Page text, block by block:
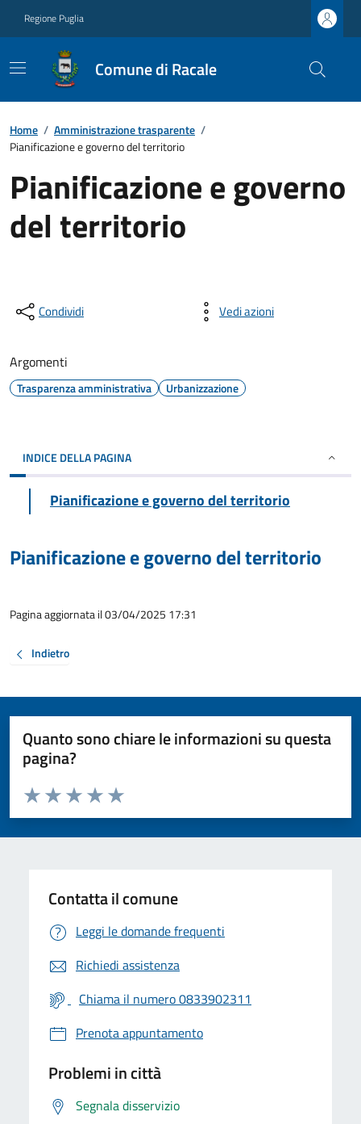
Regione Puglia
Comune di Racale
Home / Amministrazione trasparente /
Pianificazione e governo del territorio
Pianificazione e governo
del territorio
Condividi Vedi azioni
Argomenti
Trasparenza amministrativa Urbanizzazione
INDICE DELLA PAGINA
Pianificazione e governo del territorio
Pianificazione e governo del territorio
Pagina aggiornata il 03/04/2025 17:31
Indietro
Quanto sono chiare le informazioni su questa
pagina?
Valuta da 1 a 5 stelle la pagina
Valuta 5 stelle su 5
Valuta 4 stelle su 5
Valuta 3 stelle su 5
Valuta 2 stelle su 5
Valuta 1 stelle su 5
Contatta il comune
Leggi le domande frequenti
Richiedi assistenza
Chiama il numero 0833902311
Prenota appuntamento
Problemi in città
Segnala disservizio